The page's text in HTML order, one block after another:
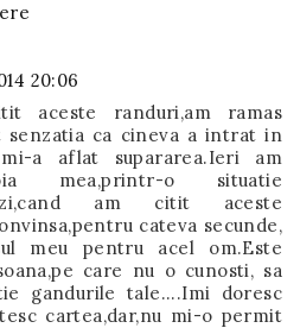
20:06
aceste randuri,am ramas
senzatia ca cineva a intrat in
a aflat supararea.Ieri am
mea,printr-o situatie
am citit aceste
cateva secunde,
meu pentru acel om.Este
care nu o cunosti, sa
gandurile tale....Imi doresc
cartea,dar,nu mi-o permit